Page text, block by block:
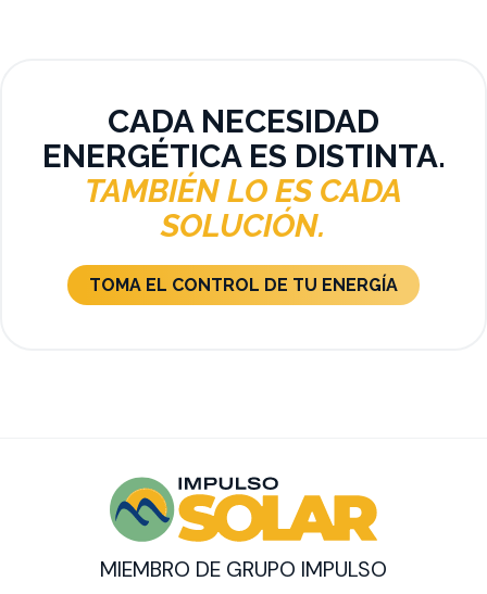
CADA NECESIDAD
ENERGÉTICA ES DISTINTA.
TAMBIÉN LO ES CADA
SOLUCIÓN.
TOMA EL CONTROL DE TU ENERGÍA
MIEMBRO DE GRUPO IMPULSO